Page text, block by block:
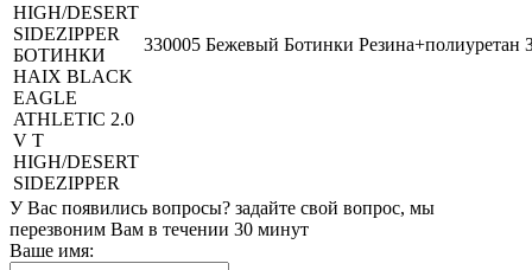
БОТИНКИ
HAIX BLACK
EAGLE
ATHLETIC 2.0
V T
HIGH/DESERT
SIDEZIPPER
330005 Бежевый Ботинки Резина+полиуретан
У Вас появились вопросы? задайте свой вопрос, мы
перезвоним Вам в течении 30 минут
Ваше имя: